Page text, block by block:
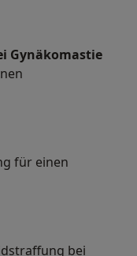
Gynäkomastie
für einen
bei